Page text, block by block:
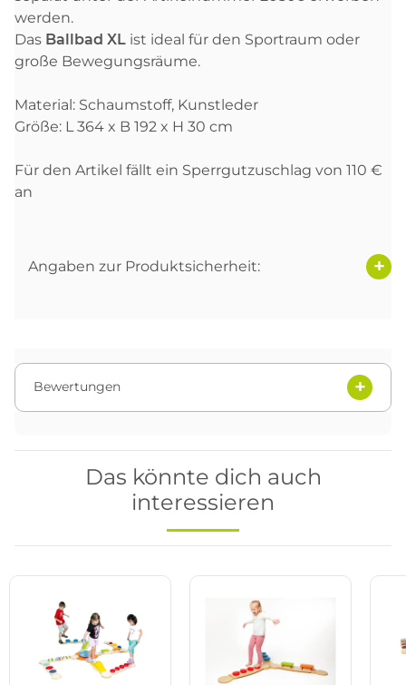
werden.
Das Ballbad XL ist ideal für den Sportraum oder
große Bewegungsräume.
Material: Schaumstoff, Kunstleder
Größe: L 364 x B 192 x H 30 cm
Für den Artikel fällt ein Sperrgutzuschlag von 110 €
an
Angaben zur Produktsicherheit:
Bewertungen
Das könnte dich auch
interessieren